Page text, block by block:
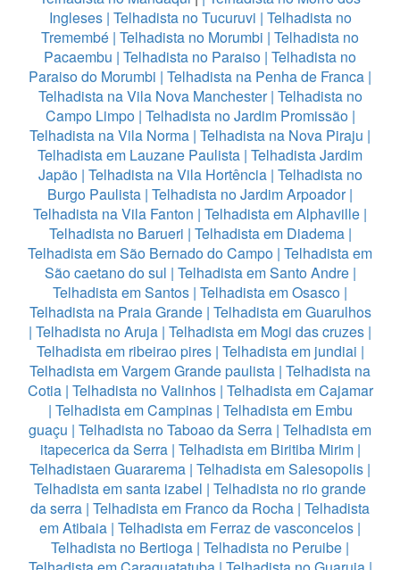
Ingleses| Telhadista no Tucuruvi | Telhadista no
Tremembé | Telhadista no Morumbi | Telhadista no
Pacaembu | Telhadista no Paraiso | Telhadista no
Paraiso do Morumbi | Telhadista na Penha de Franca |
Telhadista na Vila Nova Manchester| Telhadista no
Campo Limpo| Telhadista no Jardim Promissão|
Telhadista na Vila Norma | Telhadista na Nova Piraju |
Telhadista em Lauzane Paulista | Telhadista Jardim
Japão| Telhadista na Vila Hortência| Telhadista no
Burgo Paulista | Telhadista no Jardim Arpoador|
Telhadista na Vila Fanton | Telhadista em Alphaville |
Telhadista no Barueri | Telhadista em Diadema|
Telhadista em São Bernado do Campo | Telhadista em
São caetano do sul | Telhadista em Santo Andre|
Telhadista em Santos | Telhadista em Osasco |
Telhadista na Praia Grande| Telhadista em Guarulhos
| Telhadista no Aruja | Telhadista em Mogi das cruzes |
Telhadista em ribeirao pires| Telhadista em jundiai |
Telhadista em Vargem Grande paulista | Telhadista na
Cotia| Telhadista no Valinhos| Telhadista em Cajamar
| Telhadista em Campinas| Telhadista em Embu
guaçu | Telhadista no Taboao da Serra | Telhadista em
itapecerica da Serra| Telhadista em Biritiba Mirim|
Telhadistaen Guararema | Telhadista em Salesopolis |
Telhadista em santa izabel | Telhadista no rio grande
da serra | Telhadista em Franco da Rocha | Telhadista
em Atibaia | Telhadista em Ferraz de vasconcelos |
Telhadista no Bertioga | Telhadista no Peruibe |